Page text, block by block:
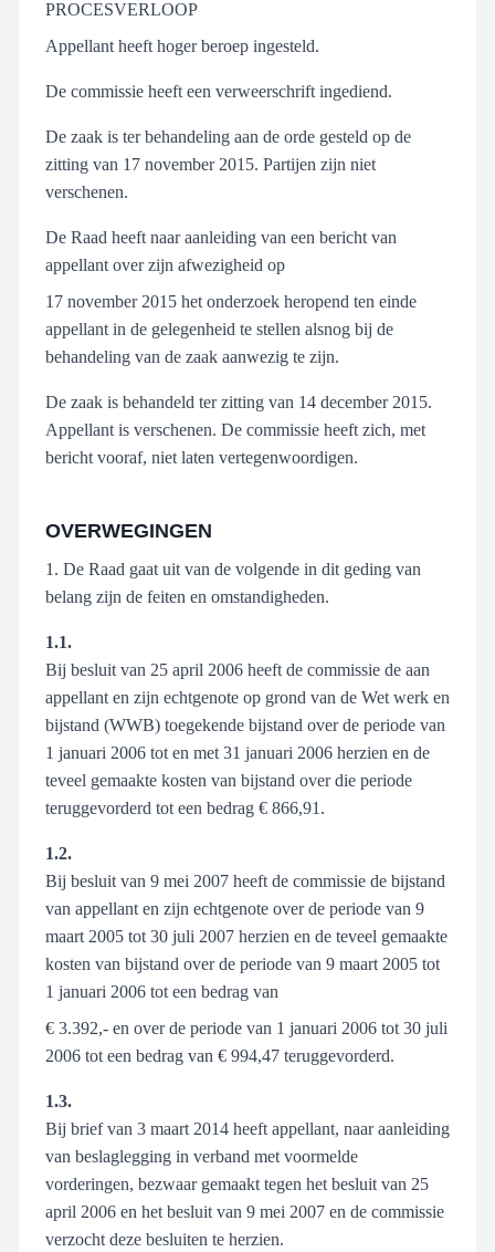
PROCESVERLOOP
Appellant heeft hoger beroep ingesteld.
De commissie heeft een verweerschrift ingediend.
De zaak is ter behandeling aan de orde gesteld op de
zitting van 17 november 2015. Partijen zijn niet
verschenen.
De Raad heeft naar aanleiding van een bericht van
appellant over zijn afwezigheid op
17 november 2015 het onderzoek heropend ten einde
appellant in de gelegenheid te stellen alsnog bij de
behandeling van de zaak aanwezig te zijn.
De zaak is behandeld ter zitting van 14 december 2015.
Appellant is verschenen. De commissie heeft zich, met
bericht vooraf, niet laten vertegenwoordigen.
OVERWEGINGEN
1. De Raad gaat uit van de volgende in dit geding van
belang zijn de feiten en omstandigheden.
1.1.
Bij besluit van 25 april 2006 heeft de commissie de aan
appellant en zijn echtgenote op grond van de Wet werk en
bijstand (WWB) toegekende bijstand over de periode van
1 januari 2006 tot en met 31 januari 2006 herzien en de
teveel gemaakte kosten van bijstand over die periode
teruggevorderd tot een bedrag € 866,91.
1.2.
Bij besluit van 9 mei 2007 heeft de commissie de bijstand
van appellant en zijn echtgenote over de periode van 9
maart 2005 tot 30 juli 2007 herzien en de teveel gemaakte
kosten van bijstand over de periode van 9 maart 2005 tot
1 januari 2006 tot een bedrag van
€ 3.392,- en over de periode van 1 januari 2006 tot 30 juli
2006 tot een bedrag van € 994,47 teruggevorderd.
1.3.
Bij brief van 3 maart 2014 heeft appellant, naar aanleiding
van beslaglegging in verband met voormelde
vorderingen, bezwaar gemaakt tegen het besluit van 25
april 2006 en het besluit van 9 mei 2007 en de commissie
verzocht deze besluiten te herzien.